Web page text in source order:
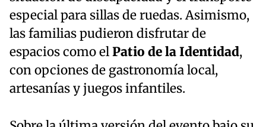
especial para sillas de ruedas. Asimismo,
las familias pudieron disfrutar de
espacios como elPatio de la Identidad,
con opciones de gastronomía local,
artesanías y juegos infantiles.